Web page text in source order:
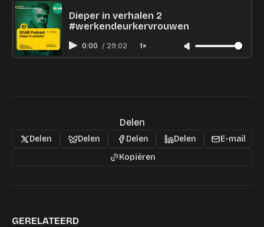
Dieper in verhalen 2
#werkendeurkervrouwen
0:00 / 29:02 1×
Delen
Delen Delen Delen Delen
E-mail
Kopiëren
GERELATEERD